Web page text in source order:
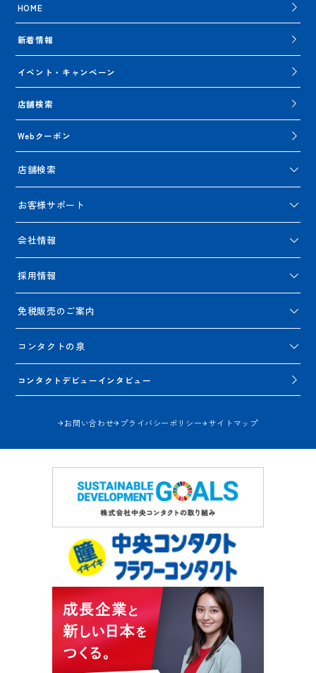
HOME
新着情報
イベント・キャンペーン
店舗検索
Webクーポン
店舗検索
お客様サポート
会社情報
採用情報
免税販売のご案内
コンタクトの泉
コンタクトデビューインタビュー
お問い合わせ プライバシーポリシー サイトマップ